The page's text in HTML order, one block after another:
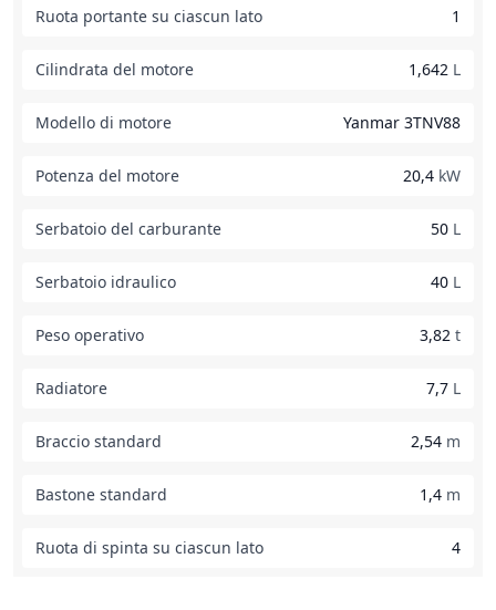
Ruota portante su ciascun lato 1
Cilindrata del motore 1,642 L
Modello di motore Yanmar 3TNV88
Potenza del motore 20,4 kW
Serbatoio del carburante 50 L
Serbatoio idraulico 40 L
Peso operativo 3,82 t
Radiatore 7,7 L
Braccio standard 2,54 m
Bastone standard 1,4 m
Ruota di spinta su ciascun lato 4